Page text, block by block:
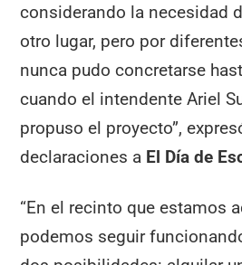
considerando la necesidad
otro lugar, pero por
nunca pudo concretarse
cuando el intendente Ariel
propuso el proyecto”,
declaraciones a El Día de
“En el recinto que estamos
podemos seguir